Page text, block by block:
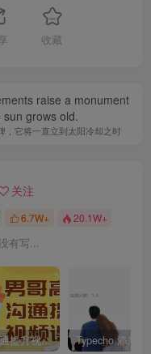
收藏
raise a monument
grows old.
，它将一直立到太阳冷却之时
关注
6.7W+ 20.1W+
有写...
男哥高效沟通提升视频课程